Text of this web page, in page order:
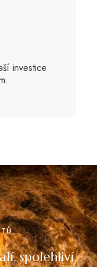
investice
spolehliví